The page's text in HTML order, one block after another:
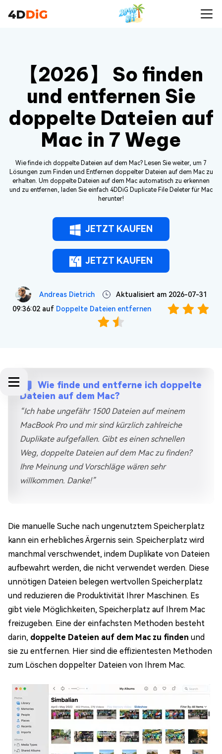
【2026】 So finden
und entfernen Sie
doppelte Dateien auf
Mac in 7 Wege
Wie finde ich doppelte Dateien auf dem Mac? Lesen Sie weiter, um 7
Lösungen zum Finden und Entfernen doppelter Dateien auf dem Mac zu
erhalten. Um doppelte Dateien auf dem Mac automatisch zu erkennen
und zu entfernen, laden Sie einfach 4DDiG Duplicate File Deleter für Mac
herunter!
JETZT KAUFEN
JETZT KAUFEN
Andreas Dietrich
Aktualisiert am 2026-07-31
09:36:02 auf Doppelte Dateien entfernen
Wie finde und entferne ich doppelte
Dateien auf dem Mac?
“Ich habe ungefähr 1500 Dateien auf meinem
MacBook Pro und mir sind kürzlich zahlreiche
Duplikate aufgefallen. Gibt es einen schnellen
Weg, doppelte Dateien auf dem Mac zu finden?
Ihre Meinung und Vorschläge wären sehr
willkommen. Danke!”
Die manuelle Suche nach ungenutztem Speicherplatz
kann ein erhebliches Ärgernis sein. Speicherplatz wird
manchmal verschwendet, indem Duplikate von Dateien
aufbewahrt werden, die nicht verwendet werden. Diese
unnötigen Dateien belegen wertvollen Speicherplatz
und reduzieren die Produktivität Ihrer Maschinen. Es
gibt viele Möglichkeiten, Speicherplatz auf Ihrem Mac
freizugeben. Eine der einfachsten Methoden besteht
darin, doppelte Dateien auf dem Mac zu finden und
sie zu entfernen. Hier sind die effizientesten Methoden
zum Löschen doppelter Dateien von Ihrem Mac.